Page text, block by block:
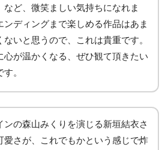
など、微笑ましい気持ちになれま
ンディングまで楽しめる作品はあま
ないと思うので、これは貴重です。
心が温かくなる、ぜひ観て頂きたい
。
ンの森山みくりを演じる新垣結衣さ
愛さが、これでもかという感じで炸